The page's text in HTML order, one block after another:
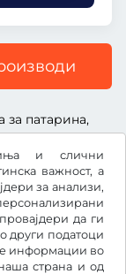
и слични
важност, а
за анализи,
да ги
други податоци
информации во
страна и од
за патарина,
ДДВ.